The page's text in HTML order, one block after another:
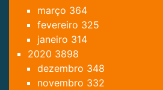
março 364
fevereiro 325
janeiro 314
2020 3898
dezembro 348
novembro 332